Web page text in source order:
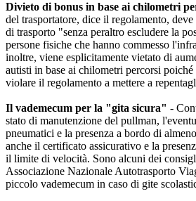
Divieto di bonus in base ai chilometri
del trasportatore, dice il regolamento, deve
di trasporto "senza peraltro escludere la
persone fisiche che hanno commesso
inoltre, viene esplicitamente vietato di
autisti in base ai chilometri percorsi
violare il regolamento a mettere a
Il vademecum per la "gita sicura" -
stato di manutenzione del pullman,
pneumatici e la presenza a bordo di
anche il certificato assicurativo e la
il limite di velocità. Sono alcuni dei
Associazione Nazionale Autotrasporto
piccolo vademecum in caso di gite